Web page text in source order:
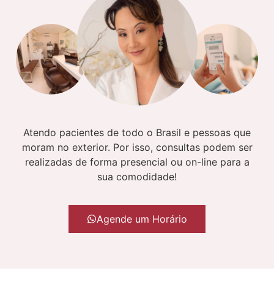
Atendo pacientes de todo o Brasil e pessoas que
moram no exterior. Por isso, consultas podem ser
realizadas de forma presencial ou on-line para a
sua comodidade!
Agende um Horário